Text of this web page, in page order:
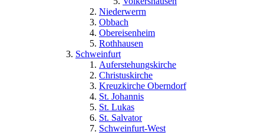
Niederwerrn
Obbach
Obereisenheim
Rothhausen
Schweinfurt
Auferstehungskirche
Christuskirche
Kreuzkirche Oberndorf
St. Johannis
St. Lukas
St. Salvator
Schweinfurt-West